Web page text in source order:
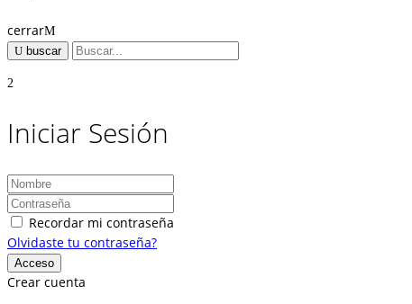
cerrar
buscar
Iniciar Sesión
Recordar mi contraseña
Olvidaste tu contraseña?
Crear cuenta